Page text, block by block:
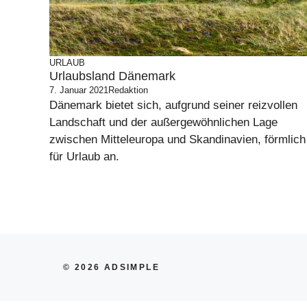
URLAUB
Urlaubsland Dänemark
7. Januar 2021Redaktion
Dänemark bietet sich, aufgrund seiner reizvollen
Landschaft und der außergewöhnlichen Lage
zwischen Mitteleuropa und Skandinavien, förmlich
für Urlaub an.
© 2026 ADSIMPLE